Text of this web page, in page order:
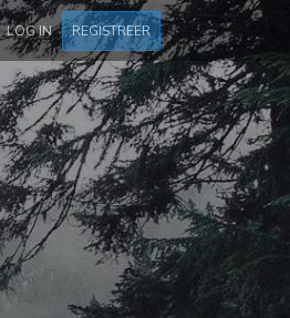
LOG IN REGISTREER